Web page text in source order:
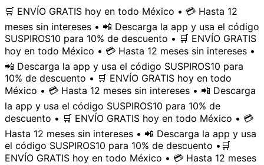
🛒 ENVÍO GRATIS hoy en todo México • 💳 Hasta 12
meses sin intereses • 📲 Descarga la app y usa el código
SUSPIROS10 para 10% de descuento • 🛒 ENVÍO GRATIS
hoy en todo México • 💳 Hasta 12 meses sin intereses •
📲 Descarga la app y usa el código SUSPIROS10 para
10% de descuento • 🛒 ENVÍO GRATIS hoy en todo
México • 💳 Hasta 12 meses sin intereses • 📲 Descarga
la app y usa el código SUSPIROS10 para 10% de
descuento • 🛒 ENVÍO GRATIS hoy en todo México • 💳
Hasta 12 meses sin intereses • 📲 Descarga la app y usa
el código SUSPIROS10 para 10% de descuento • 🛒
ENVÍO GRATIS hoy en todo México • 💳 Hasta 12 meses